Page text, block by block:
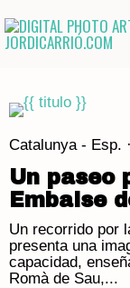
Catalunya - Esp. ·
Un paseo
Embalse
Un recorrido por
presenta una
capacidad,
Romà de Sau,...